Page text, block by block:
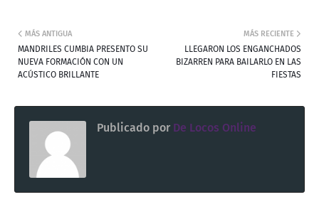
MÁS RECIENTE
LLEGARON LOS ENGANCHADOS
BIZARREN PARA BAILARLO EN LAS
FIESTAS
MÁS ANTIGUA
MANDRILES CUMBIA PRESENTO SU
NUEVA FORMACIÓN CON UN
ACÚSTICO BRILLANTE
Publicado por De Locos Online